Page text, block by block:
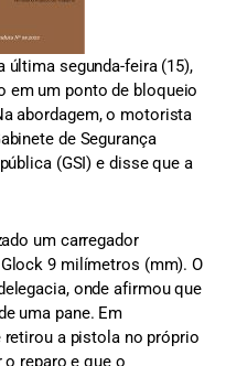
última segunda-feira (15),
em um ponto de bloqueio
abordagem, o motorista
de Segurança
(GSI) e disse que a
um carregador
9 milímetros (mm). O
onde afirmou que
uma pane. Em
a pistola no próprio
reparo e que o